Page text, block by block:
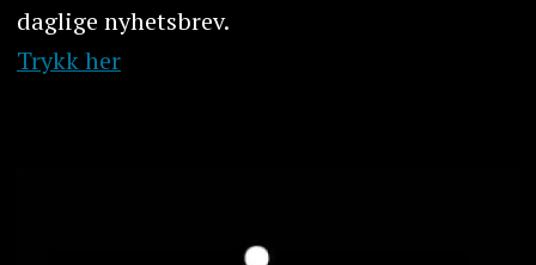
daglige nyhetsbrev.
Trykk her